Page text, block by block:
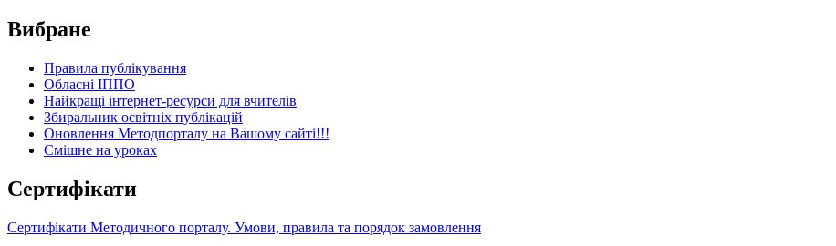
Вибране
Правила публікування
Обласні ІППО
Найкращі інтернет-ресурси для вчителів
Збиральник освітніх публікацій
Оновлення Методпорталу на Вашому сайті!!!
Cмішне на уроках
Сертифікати
Сертифікати Методичного порталу. Умови, правила та порядок замовлення